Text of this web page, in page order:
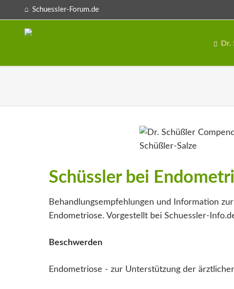
Schuessler-Forum.de
Dr.
Schüssler bei
Behandlungsempfehlungen und Information
Endometriose. Vorgestellt bei Schuessler-
Beschwerden
Endometriose - zur Unterstützung der